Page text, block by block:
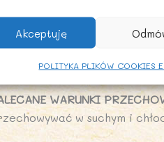
Akceptuję
POLITYKA PLIKÓW COOKIES
6,9 g
4,3 g
0,03 g
WARUNKI
w suchym i